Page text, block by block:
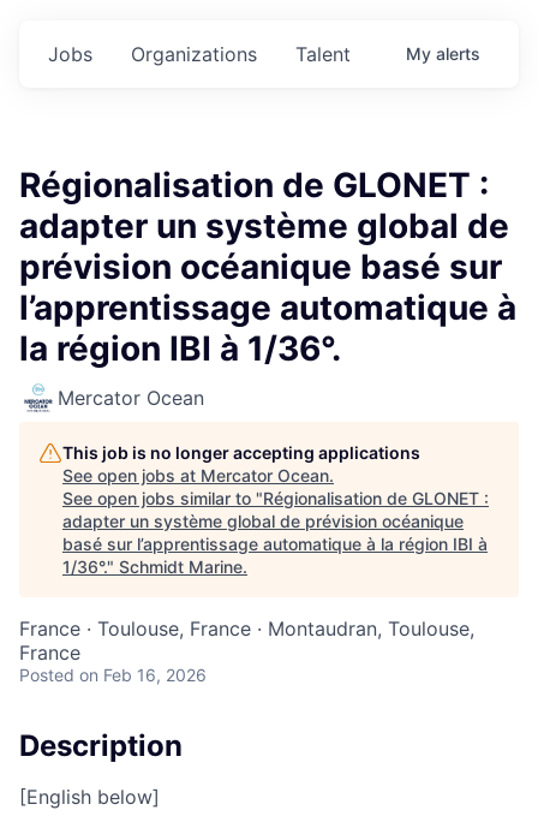
Jobs Organizations Talent My alerts
Régionalisation de GLONET :
adapter un système global de
prévision océanique basé sur
l’apprentissage automatique à
la région IBI à 1/36°.
Mercator Ocean
This job is no longer accepting applications
See open jobs at Mercator Ocean.
See open jobs similar to "Régionalisation de GLONET :
adapter un système global de prévision océanique
basé sur l’apprentissage automatique à la région IBI à
1/36°." Schmidt Marine.
France · Toulouse, France · Montaudran, Toulouse,
France
Posted on Feb 16, 2026
Description
[English below]